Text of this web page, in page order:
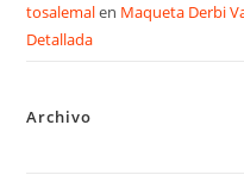
tosalemalen Maqueta Derbi
Detallada
Archivo